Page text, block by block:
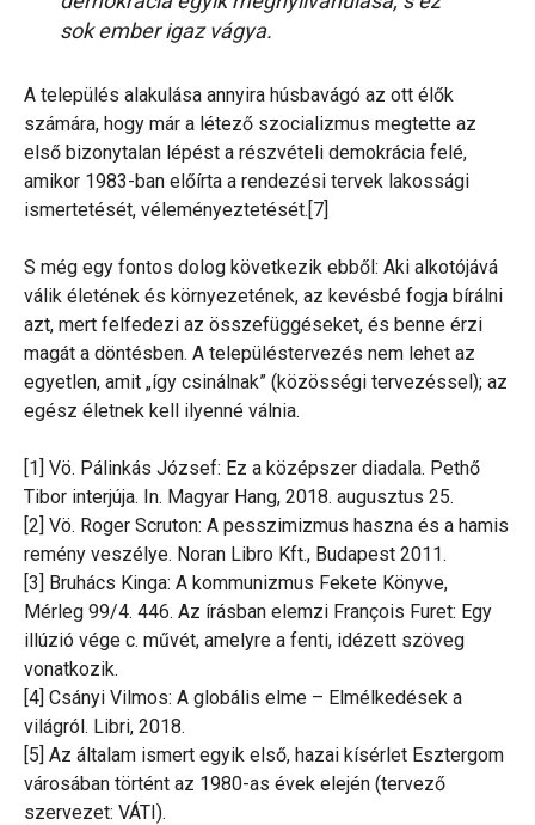
sok ember igaz vágya.
A település alakulása annyira húsbavágó az ott élők
számára, hogy már a létező szocializmus megtette az
első bizonytalan lépést a részvételi demokrácia felé,
amikor 1983-ban előírta a rendezési tervek lakossági
ismertetését, véleményeztetését.[7]
S még egy fontos dolog következik ebből: Aki alkotójává
válik életének és környezetének, az kevésbé fogja bírálni
azt, mert felfedezi az összefüggéseket, és benne érzi
magát a döntésben. A településtervezés nem lehet az
egyetlen, amit „így csinálnak” (közösségi tervezéssel); az
egész életnek kell ilyenné válnia.
[1] Vö. Pálinkás József: Ez a középszer diadala. Pethő
Tibor interjúja. In. Magyar Hang, 2018. augusztus 25.
[2] Vö. Roger Scruton: A pesszimizmus haszna és a hamis
remény veszélye. Noran Libro Kft., Budapest 2011.
[3] Bruhács Kinga: A kommunizmus Fekete Könyve,
Mérleg 99/4. 446. Az írásban elemzi François Furet: Egy
illúzió vége c. művét, amelyre a fenti, idézett szöveg
vonatkozik.
[4] Csányi Vilmos: A globális elme – Elmélkedések a
világról. Libri, 2018.
[5] Az általam ismert egyik első, hazai kísérlet Esztergom
városában történt az 1980-as évek elején (tervező
szervezet: VÁTI).